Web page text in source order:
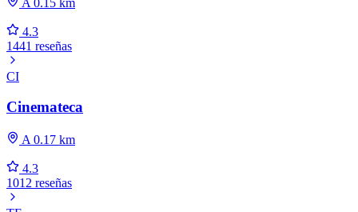
4.3
1441 reseñas
CI
Cinemateca
A 0.17 km
4.3
1012 reseñas